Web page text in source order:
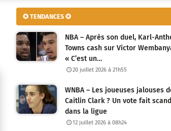
✪ TENDANCES ✪
NBA – Après son duel, Karl-
Towns cash sur Victor
« C’est un…
20 juillet 2026 à 21h55
WNBA – Les joueuses jalouses
Caitlin Clark ? Un vote fait
dans la ligue
12 juillet 2026 à 08h24